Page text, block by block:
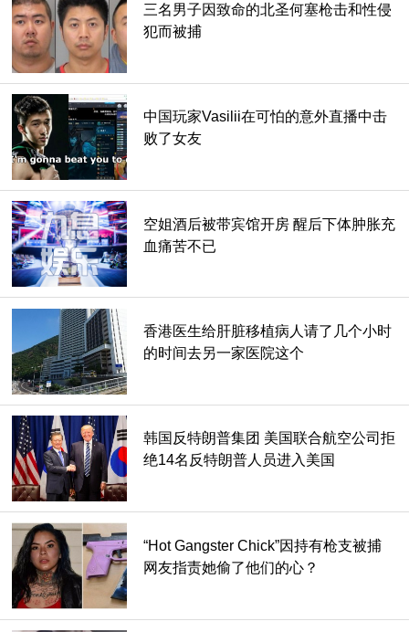
三名男子因致命的北圣何塞枪击和性侵
犯而被捕
中国玩家Vasilii在可怕的意外直播中击
败了女友
空姐酒后被带宾馆开房 醒后下体肿胀充
血痛苦不已
香港医生给肝脏移植病人请了几个小时
的时间去另一家医院这个
韩国反特朗普集团 美国联合航空公司拒
绝14名反特朗普人员进入美国
“Hot Gangster Chick”因持有枪支被捕
网友指责她偷了他们的心？